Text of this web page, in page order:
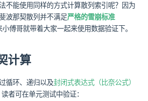
不能使用同样的方式计算散列索引呢？因为
波那契散列并不满足严格的雪崩标准
window)
傅哥就带着大家一起来使用数据验证下。
计算
循环、递归以及封闭式表达式（比奈公式）
者可在单元测试中验证：